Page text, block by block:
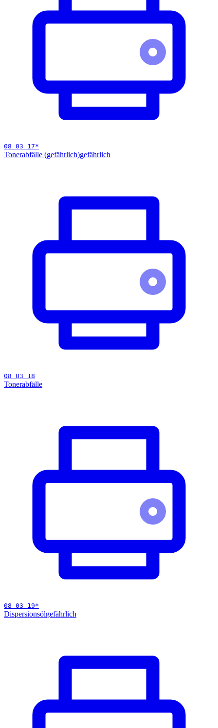
08 03 17*
Tonerabfälle (gefährlich)gefährlich
08 03 18
Tonerabfälle
08 03 19*
Dispersionsölgefährlich